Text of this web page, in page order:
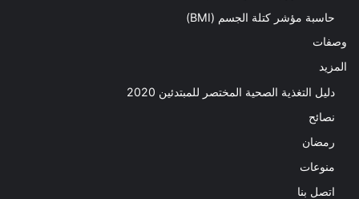
حاسبة مؤشر كتلة الجسم (BMI)
وصفات
المزيد
دليل التغذية الصحية المختصر للمبتدئين 2020​
نصائح
رمضان
منوعات
اتصل بنا